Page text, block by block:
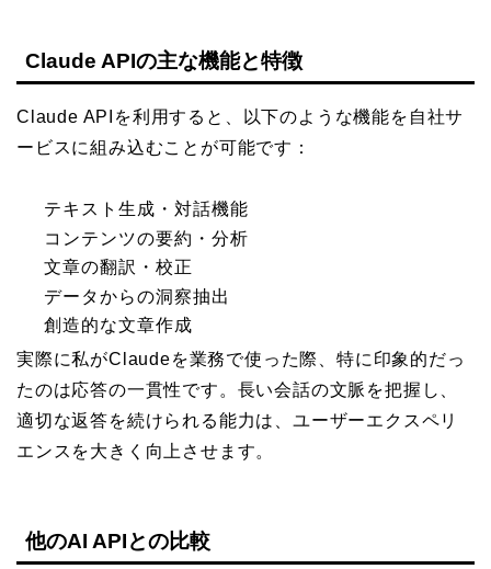
Claude APIの主な機能と特徴
Claude APIを利用すると、以下のような機能を自社サ
ービスに組み込むことが可能です：
テキスト生成・対話機能
コンテンツの要約・分析
文章の翻訳・校正
データからの洞察抽出
創造的な文章作成
実際に私がClaudeを業務で使った際、特に印象的だっ
たのは応答の一貫性です。長い会話の文脈を把握し、
適切な返答を続けられる能力は、ユーザーエクスペリ
エンスを大きく向上させます。
他のAI APIとの比較